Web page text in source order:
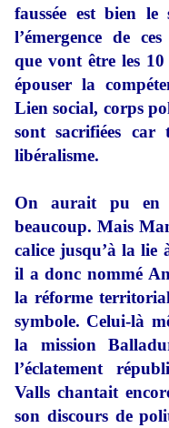
faussée est bien
l’émergence de
que vont être les 10
épouser la
Lien social, corps
sont sacrifiées car
libéralisme.
On aurait pu en
beaucoup. Mais
calice jusqu’à la lie
il a donc nommé
la réforme
symbole. Celui-là
la mission
l’éclatement
Valls chantait
son discours de